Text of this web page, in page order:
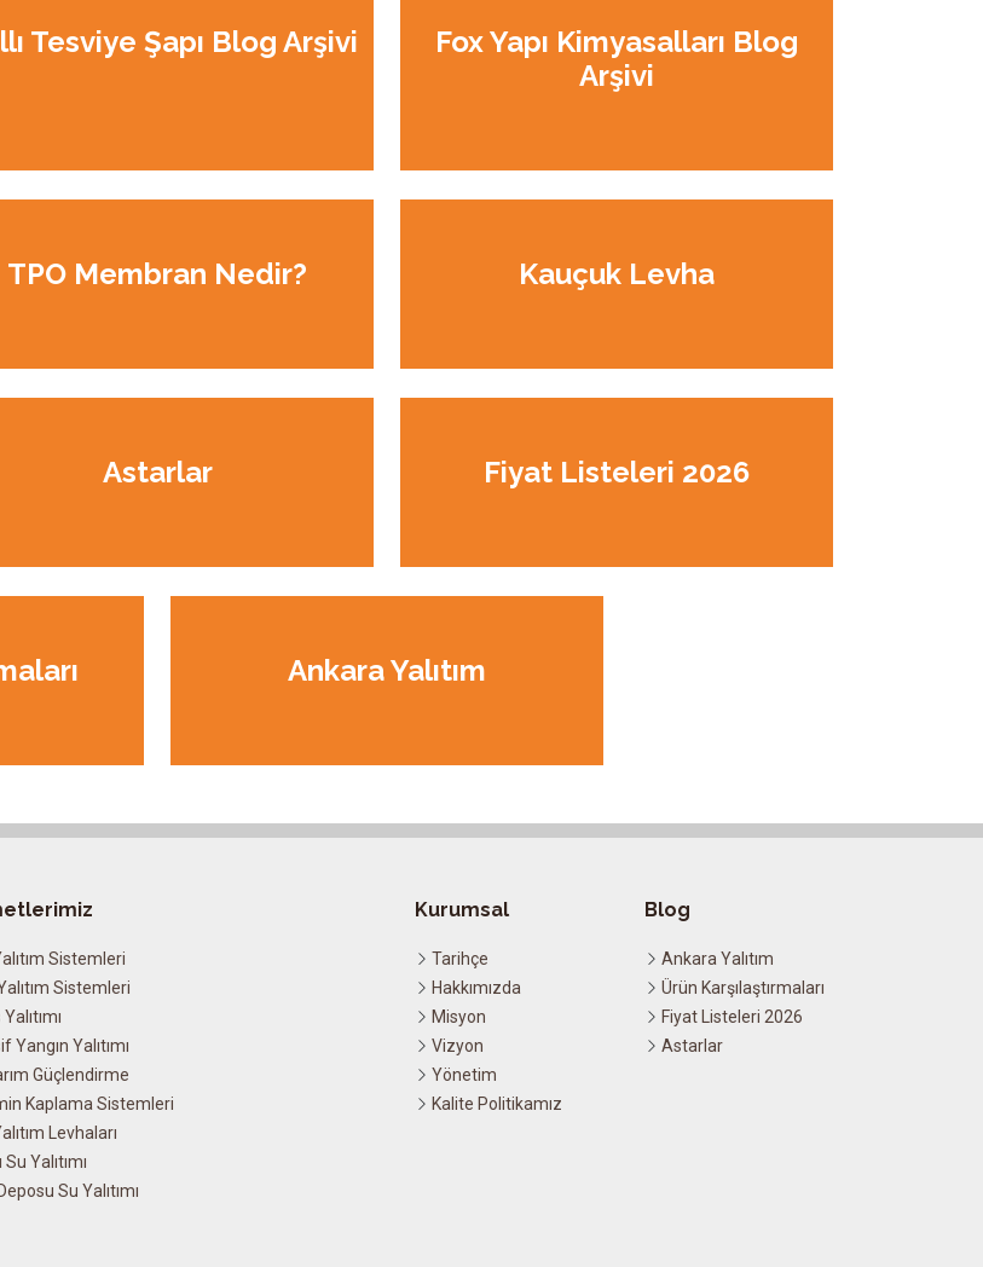
Tesviye Şapı Blog Arşivi
Fox Yapı Kimyasalları Blog
Arşivi
TPO Membran Nedir? Kauçuk Levha
Astarlar Fiyat Listeleri 2026
Ankara Yalıtım
Sistemleri
Sistemleri
Yangın Yalıtımı
Güçlendirme
Kaplama Sistemleri
Levhaları
Su Yalıtımı
Su Yalıtımı
Kurumsal
Tarihçe
Hakkımızda
Misyon
Vizyon
Yönetim
Kalite Politikamız
Blog
Ankara Yalıtım
Ürün Karşılaştırmaları
Fiyat Listeleri 2026
Astarlar